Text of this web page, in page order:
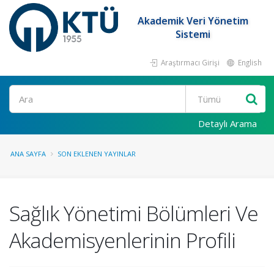
Akademik Veri Yönetim
Sistemi
Araştırmacı Girişi English
Ara
Detaylı Arama
ANA SAYFA SON EKLENEN YAYINLAR
Sağlık Yönetimi Bölümleri Ve
Akademisyenlerinin Profili